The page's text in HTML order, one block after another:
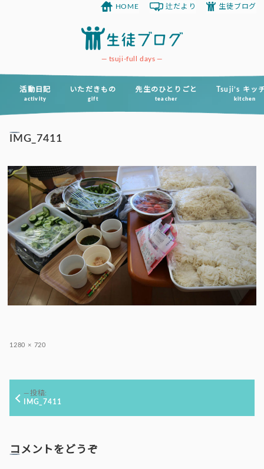
ツ
tsuji-full days
活動日記
activity
いただきもの
gift
先生のひとりごと
teacher
Tsuji’s キッ
kitchen
HOME 辻だより 生徒ブログ
IMG_7411
フ
イ
1280 × 720
ナ
ゲ
投稿:
IMG_7411
コメントをどうぞ